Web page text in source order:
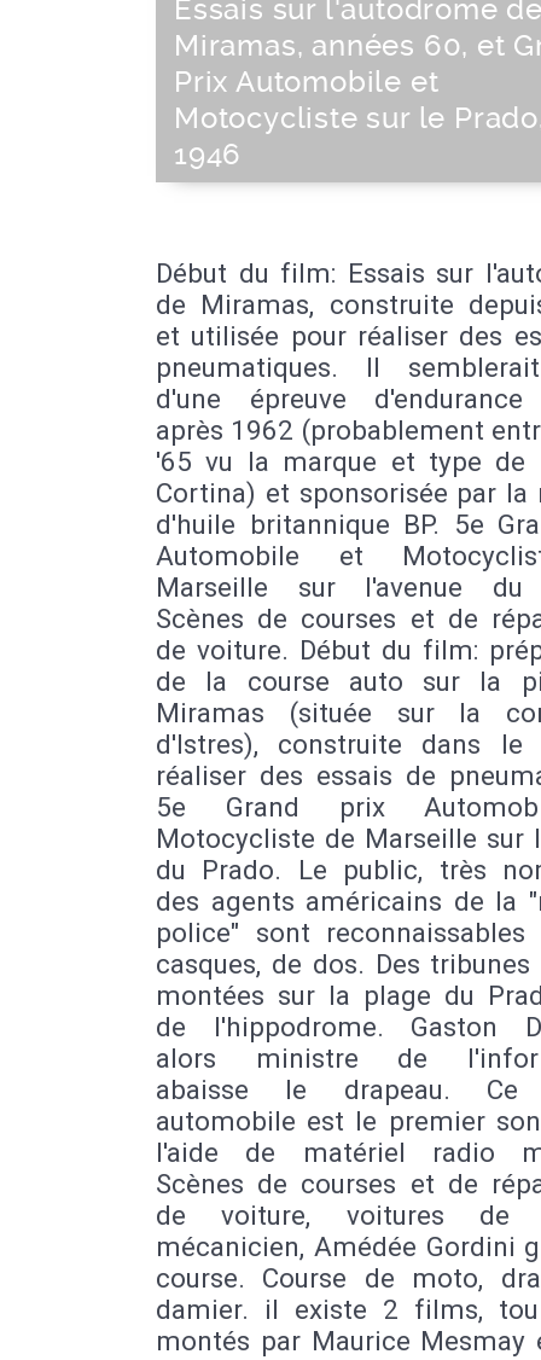
Essais sur l'autodrome
Miramas, années 60, et
Prix Automobile et
Motocycliste sur le
1946
Début du film: Essais sur
de Miramas, construite
et utilisée pour réaliser des
pneumatiques. Il
d'une épreuve
après 1962 (probablement
'65 vu la marque et type de
Cortina) et sponsorisée par la
d'huile britannique BP. 5e
Automobile et
Marseille sur l'avenue du
Scènes de courses et de
de voiture. Début du film:
de la course auto sur la
Miramas (située sur la
d'Istres), construite dans
réaliser des essais de
5e Grand prix
Motocycliste de Marseille sur
du Prado. Le public, très
des agents américains de la
police" sont
casques, de dos. Des
montées sur la plage du
de l'hippodrome. Gaston
alors ministre de
abaisse le drapeau. Ce
automobile est le premier
l'aide de matériel radio
Scènes de courses et de
de voiture, voitures de
mécanicien, Amédée Gordini
course. Course de moto,
damier. il existe 2 films,
montés par Maurice Mesmay